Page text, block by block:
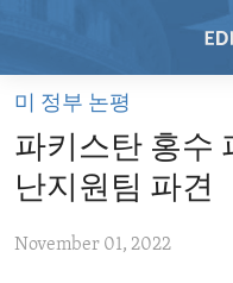
Skip
main
content
to
HOME
VIDEO
REGIONS
미 정부 논평
파키스탄 홍수
난지원팀 파견
November 01, 2022